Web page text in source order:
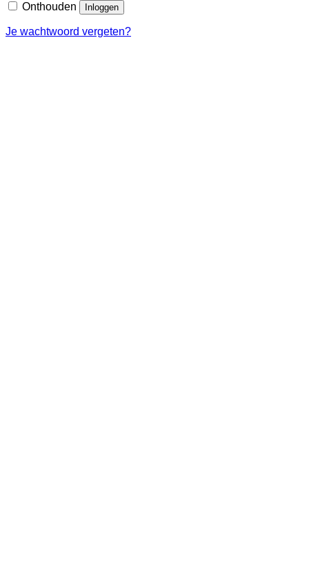
Onthouden Inloggen
Je wachtwoord vergeten?